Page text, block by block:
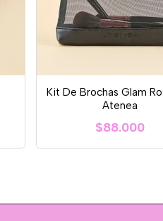
Kit De Brochas Glam
Atenea
$88.000